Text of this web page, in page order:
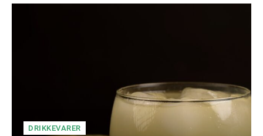
DRIKKEVARER